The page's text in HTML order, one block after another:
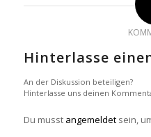
Hinterlasse
An der Diskussion beteiligen?
Hinterlasse uns deinen
Du musst angemeldetsein,